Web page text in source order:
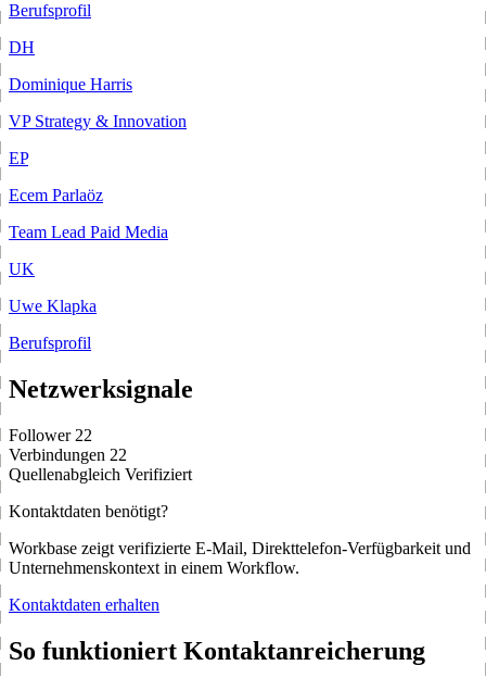
Berufsprofil
DH
Dominique Harris
VP Strategy & Innovation
EP
Ecem Parlaöz
Team Lead Paid Media
UK
Uwe Klapka
Berufsprofil
Netzwerksignale
Follower 22
Verbindungen 22
Quellenabgleich Verifiziert
Kontaktdaten benötigt?
Workbase zeigt verifizierte E-Mail, Direkttelefon-Verfügbarkeit und
Unternehmenskontext in einem Workflow.
Kontaktdaten erhalten
So funktioniert Kontaktanreicherung